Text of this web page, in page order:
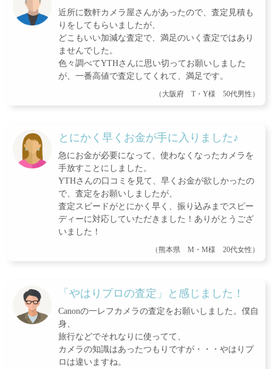
近所に数軒カメラ屋さんがあったので、査定見積も
りをしてもらいましたが、
どこもいい加減な査定で、満足のいく査定ではあり
ませんでした。
色々調べてYTHさんに思い切ってお願いしました
が、一番高値で査定してくれて、満足です。
（大阪府 T・Y様 50代男性）
とにかく早くお金が手に入りました♪
急にお金が必要になって、使わなくなったカメラを
手放すことにしました。
YTHさんの口コミを見て、早くお金が欲しかったの
で、査定をお願いしましたが、
査定スピードがとにかく早く、振り込みまでスピー
ディーに対応していただきました！ありがとうござ
いました！
（熊本県 M・M様 20代女性）
「やはりプロの査定」と感じました！
Canonの一レフカメラの査定をお願いしました。僕自
身、
旅行などでそれなりに使ってて、
カメラの知識はあったつもりですが・・・やはりプ
ロは違いますね。